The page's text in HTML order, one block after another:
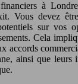
à
Vous devez
sur vos
Cela
accords
ainsi que leurs